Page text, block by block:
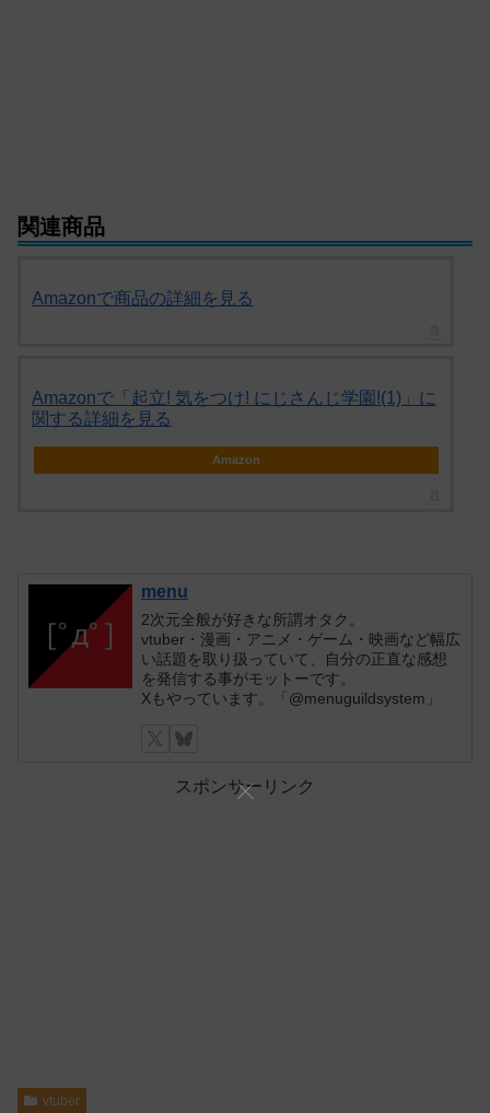
関連商品
Amazonで商品の詳細を見る
Amazonで「起立! 気をつけ! にじさんじ学園!(1)」に
関する詳細を見る
Amazon
menu
2次元全般が好きな所謂オタク。
vtuber・漫画・アニメ・ゲーム・映画など幅広
い話題を取り扱っていて、自分の正直な感想
を発信する事がモットーです。
Xもやっています。「@menuguildsystem」
スポンサーリンク
vtuber